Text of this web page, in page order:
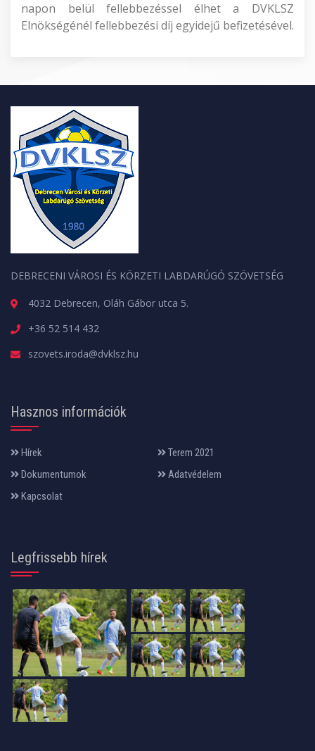
napon belül fellebbezéssel élhet a DVKLSZ
Elnökségénél fellebbezési díj egyidejű befizetésével.
DEBRECENI VÁROSI ÉS KÖRZETI LABDARÚGÓ SZÖVETSÉG
4032 Debrecen, Oláh Gábor utca 5.
+36 52 514 432
szovets.iroda@dvklsz.hu
Hasznos információk
Hírek
Terem 2021
Dokumentumok
Adatvédelem
Kapcsolat
Legfrissebb hírek